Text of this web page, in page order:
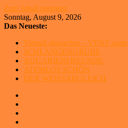
Zum Inhalt springen
Sonntag, August 9, 2026
Das Neueste:
Virtuell abtauchen – VDST
SCHLANGENGRUBE
AQUARIENFREUNDE
ATEMLOS SCHÖN
DER WEISSABGLEICH